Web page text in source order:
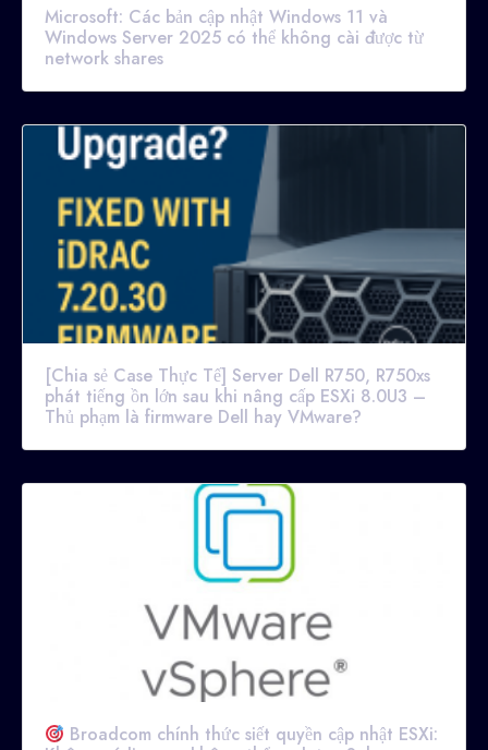
Microsoft: Các bản cập nhật Windows 11 và
Windows Server 2025 có thể không cài được từ
network shares
[Chia sẻ Case Thực Tế] Server Dell R750, R750xs
phát tiếng ồn lớn sau khi nâng cấp ESXi 8.0U3 –
Thủ phạm là firmware Dell hay VMware?
Broadcom chính thức siết quyền cập nhật ESXi: